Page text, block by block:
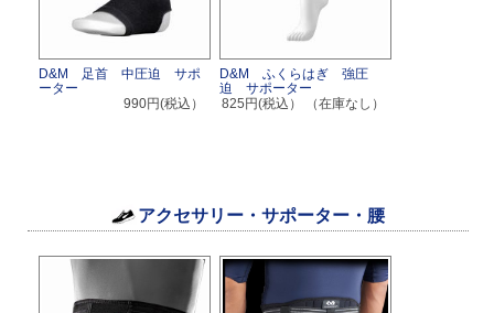
D&M 足首 中圧迫 サポ
ーター
990円(税込）
D&M ふくらはぎ 強圧
迫 サポーター
825円(税込）
（在庫なし）
アクセサリー・サポーター・腰